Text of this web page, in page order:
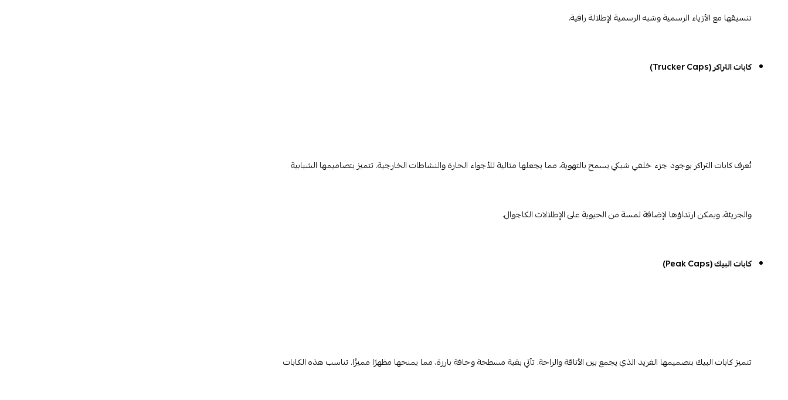
تنسيقها مع الأزياء الرسمية وشبه الرسمية لإطلالة راقية.
كابات التراكر (Trucker Caps)
تُعرف كابات التراكر بوجود جزء خلفي شبكي يسمح بالتهوية، مما يجعلها مثالية للأجواء الحارة والنشاطات الخارجية. تتميز بتصاميمها الشبابية
والجريئة، ويمكن ارتداؤها لإضافة لمسة من الحيوية على الإطلالات الكاجوال.
كابات البيك (Peak Caps)
تتميز كابات البيك بتصميمها الفريد الذي يجمع بين الأناقة والراحة. تأتي بقبة مسطحة وحافة بارزة، مما يمنحها مظهرًا مميزًا. تناسب هذه الكابات